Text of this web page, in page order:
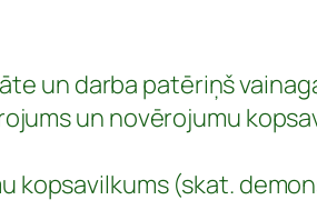
un darba patēriņš
un novērojumu
(skat.